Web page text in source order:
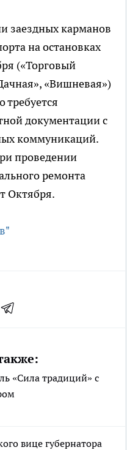
заездных карманов
на остановках
(«Торговый
«Вишневая»)
требуется
документации с
коммуникаций.
проведении
ремонта
Октября.
«Сила традиций» с
вице губернатора